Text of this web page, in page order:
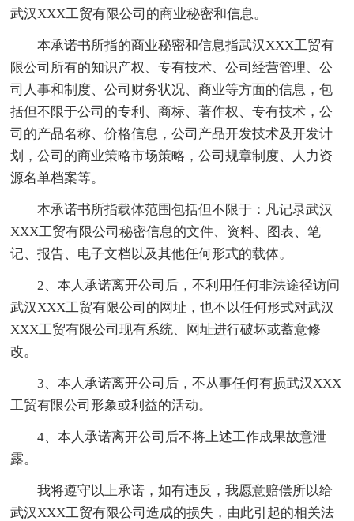
武汉XXX工贸有限公司的商业秘密和信息。
本承诺书所指的商业秘密和信息指武汉XXX工贸有
限公司所有的知识产权、专有技术、公司经营管理、公
司人事和制度、公司财务状况、商业等方面的信息，包
括但不限于公司的专利、商标、著作权、专有技术，公
司的产品名称、价格信息，公司产品开发技术及开发计
划，公司的商业策略市场策略，公司规章制度、人力资
源名单档案等。
本承诺书所指载体范围包括但不限于：凡记录武汉
XXX工贸有限公司秘密信息的文件、资料、图表、笔
记、报告、电子文档以及其他任何形式的载体。
2、本人承诺离开公司后，不利用任何非法途径访问
武汉XXX工贸有限公司的网址，也不以任何形式对武汉
XXX工贸有限公司现有系统、网址进行破坏或蓄意修
改。
3、本人承诺离开公司后，不从事任何有损武汉XXX
工贸有限公司形象或利益的活动。
4、本人承诺离开公司后不将上述工作成果故意泄
露。
我将遵守以上承诺，如有违反，我愿意赔偿所以给
武汉XXX工贸有限公司造成的损失，由此引起的相关法